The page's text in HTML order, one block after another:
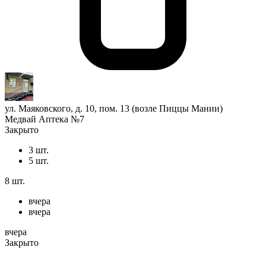
ул. Маяковского, д. 10, пом. 13 (возле Пиццы Мании)
Медвай Аптека №7
Закрыто
3 шт.
5 шт.
8 шт.
вчера
вчера
вчера
Закрыто